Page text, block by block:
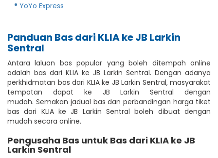
YoYo Express
Panduan Bas dari KLIA ke JB Larkin
Sentral
Antara laluan bas popular yang boleh ditempah online
adalah bas dari KLIA ke JB Larkin Sentral. Dengan adanya
perkhidmatan bas dari KLIA ke JB Larkin Sentral, masyarakat
tempatan dapat ke JB Larkin Sentral dengan
mudah. Semakan jadual bas dan perbandingan harga tiket
bas dari KLIA ke JB Larkin Sentral boleh dibuat dengan
mudah secara online.
Pengusaha Bas untuk Bas dari KLIA ke JB
Larkin Sentral